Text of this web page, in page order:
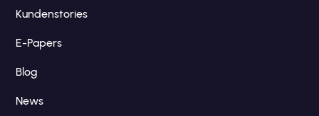
Kundenstories
E-Papers
Blog
News